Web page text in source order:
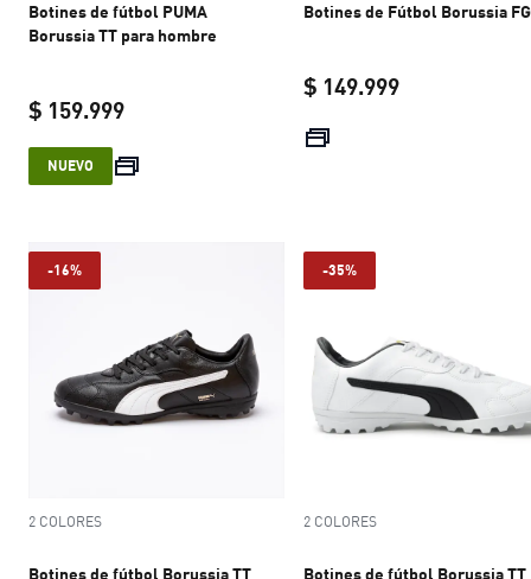
Botines de fútbol PUMA
Borussia TT para hombre
$ 159.999
current price $ 159.999
NUEVO
Botines de Fútbol Borussia FG
$ 149.999
-16%
2 COLORES
Botines de fútbol Borussia TT
-35%
2 COLORES
Botines de fútbol Borussia TT